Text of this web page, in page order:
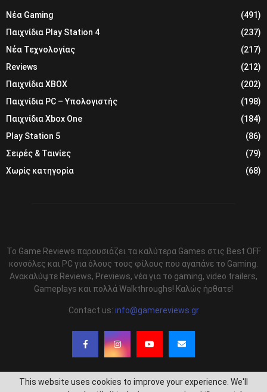
Νέα Gaming
(491)
Παιχνίδια Play Station 4
(237)
Νέα Τεχνολογίας
(217)
Reviews
(212)
Παιχνίδια XBOX
(202)
Παιχνίδια PC – Υπολογιστής
(198)
Παιχνίδια Xbox One
(184)
Play Station 5
(86)
Σειρές & Ταινίες
(79)
Χωρίς κατηγορία
(68)
Το Game Reviews παρουσιάζει τα καλύτερα Games στις Best OFF
κονσόλες και PC για όλους τους φίλους που αγαπάνε το Gaming.
Ανακαλύψτε Reviews, Previews, νέα για το gaming, video trailers,
Gameplays και πολλά Walkthroughs! Καλώς ήρθατε!
Contact us: info@gamereviews.gr
This website uses cookies to improve your experience. We'll